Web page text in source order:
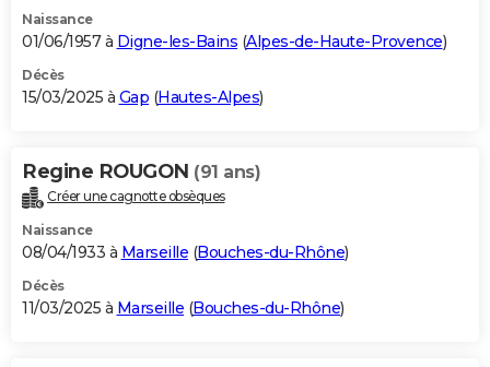
Naissance
01/06/1957 à Digne-les-Bains (Alpes-de-Haute-Provence)
Décès
15/03/2025 à Gap (Hautes-Alpes)
Regine ROUGON (91 ans)
Créer une cagnotte obsèques
Naissance
08/04/1933 à Marseille (Bouches-du-Rhône)
Décès
11/03/2025 à Marseille (Bouches-du-Rhône)